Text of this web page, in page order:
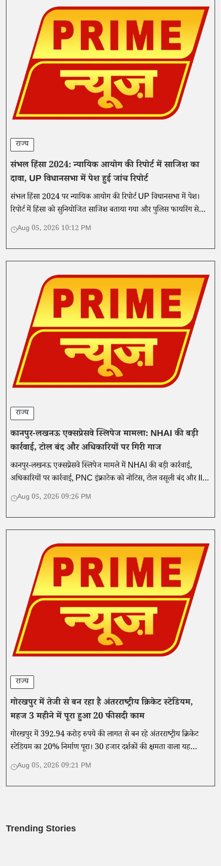
राज्य
संभल हिंसा 2024: न्यायिक आयोग की रिपोर्ट में साजिश का
दावा, UP विधानसभा में पेश हुई जांच रिपोर्ट
संभल हिंसा 2024 पर न्यायिक आयोग की रिपोर्ट UP विधानसभा में पेश।
रिपोर्ट में हिंसा को सुनियोजित साजिश बताया गया और पुलिस फायरिंग से
मौतों से इनकार किया गया।
Aug 05, 2026 10:12 PM
राज्य
कानपुर-लखनऊ एक्सप्रेसवे स्लिपेज मामला: NHAI की बड़ी
कार्रवाई, टोल बंद और अधिकारियों पर गिरी गाज
कानपुर-लखनऊ एक्सप्रेसवे स्लिपेज मामले में NHAI की बड़ी कार्रवाई,
अधिकारियों पर कार्रवाई, PNC इंफ्राटेक को नोटिस, टोल वसूली बंद और IIT
खड़गपुर की तकनीकी जांच शुरू।
Aug 05, 2026 09:26 PM
राज्य
गोरखपुर में तेजी से बन रहा है अंतरराष्ट्रीय क्रिकेट स्टेडियम,
महज 3 महीने में पूरा हुआ 20 फीसदी काम
गोरखपुर में 392.94 करोड़ रुपये की लागत से बन रहे अंतरराष्ट्रीय क्रिकेट
स्टेडियम का 20% निर्माण पूरा। 30 हजार दर्शकों की क्षमता वाला यह
स्टेडियम पूर्वांचल को नई खेल पहचान देगा।
Aug 05, 2026 09:21 PM
Trending Stories